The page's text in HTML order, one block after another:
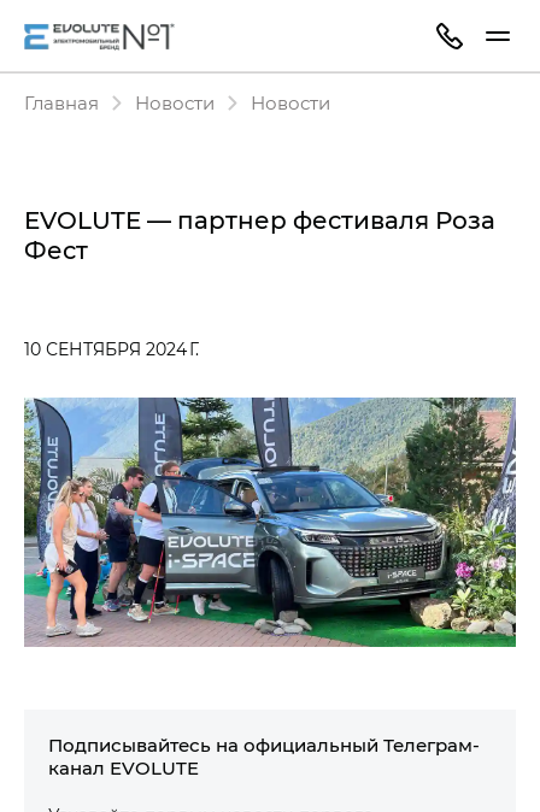
Главная Новости Новости
EVOLUTE — партнер фестиваля Роза
Фест
10 СЕНТЯБРЯ 2024 Г.
Подписывайтесь на официальный Телеграм-
канал EVOLUTE